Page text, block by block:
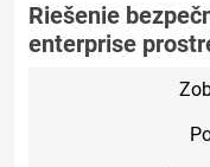
Riešenie
enterprise